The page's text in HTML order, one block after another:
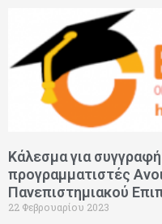
Κάλεσμα για
προγραμματιστές
Πανεπιστημιακού
22 Φεβρουαρίου 2023